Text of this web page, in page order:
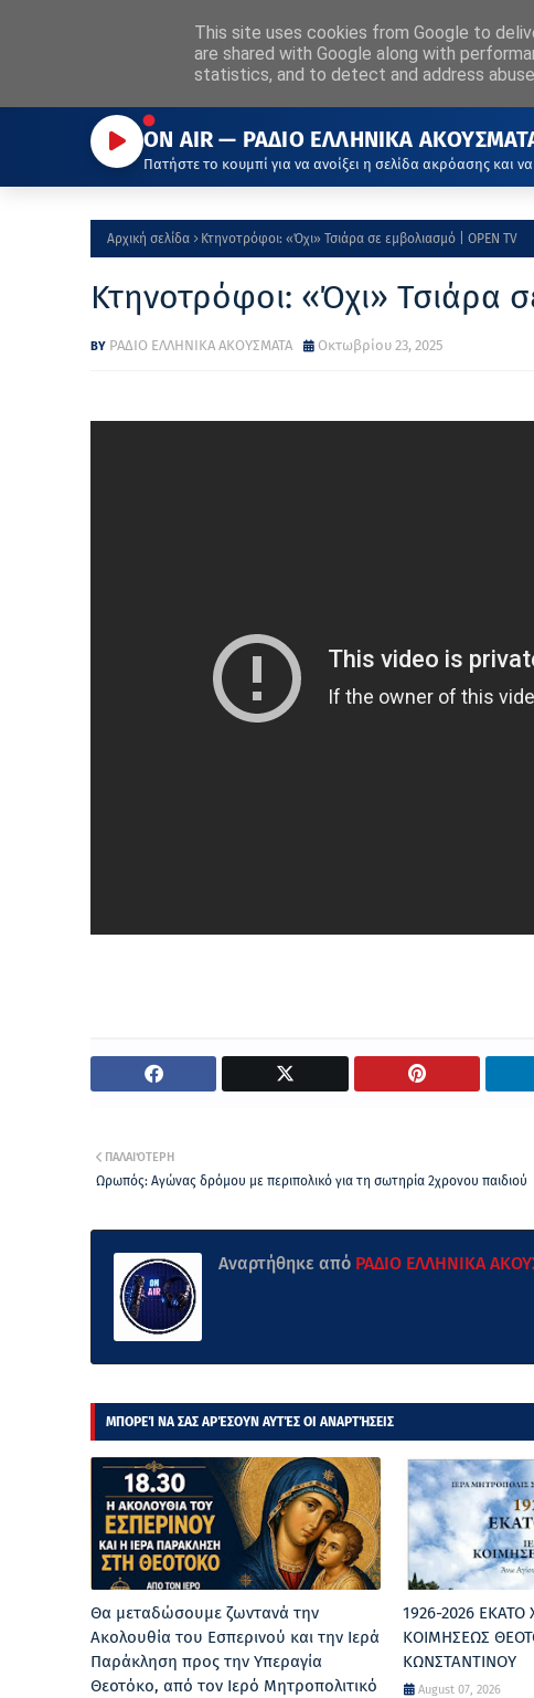
ΕΛΛΗΝΙΚΑΑΚΟΥΣΜΑΤΑ
Η ΦΩΝΗ ΠΟΥ ΜΑΣ ΕΝΩΝΕΙ
ΑΡΧΙΚΗ
ON AIR — ΡΑΔΙΟ ΕΛΛΗΝΙΚΑ
Πατήστε το κουμπί για να ανοίξει η σελίδα ακρόασης και
Αρχική σελίδα Κτηνοτρόφοι: «Όχι» Τσιάρα σε εμβολιασμό | OPEN TV
Κτηνοτρόφοι: «Όχι» Τσιάρα
ΡΑΔΙΟ ΕΛΛΗΝΙΚΑ ΑΚΟΥΣΜΑΤΑ Οκτωβρίου 23, 2025
ΠΑΛΑΙΌΤΕΡΗ
Ωρωπός: Αγώνας δρόμου με περιπολικό για τη σωτηρία 2χρονου παιδιού
Αναρτήθηκε από ΡΑΔΙΟ ΕΛΛΗΝΙΚΑ
ΜΠΟΡΕΊ ΝΑ ΣΑΣ ΑΡΈΣΟΥΝ ΑΥΤΈΣ ΟΙ ΑΝΑΡΤΉΣΕΙΣ
Θα μεταδώσουμε ζωντανά την
Ακολουθία του Εσπερινού και την Ιερά
Παράκληση προς την Υπεραγία
Θεοτόκο, από τον Ιερό Μητροπολιτικό
1926-2026
ΚΟΙΜΗΣΕΩΣ
ΚΩΝΣΤΑΝΤΙΝΟΥ
August 07, 2026
This site uses cookies from Google to
are shared with Google along with
statistics, and to detect and address